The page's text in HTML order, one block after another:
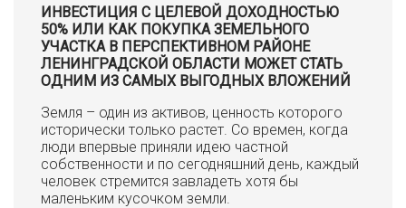
ИНВЕСТИЦИЯ С ЦЕЛЕВОЙ ДОХОДНОСТЬЮ
50% ИЛИ КАК ПОКУПКА ЗЕМЕЛЬНОГО
УЧАСТКА В ПЕРСПЕКТИВНОМ РАЙОНЕ
ЛЕНИНГРАДСКОЙ ОБЛАСТИ МОЖЕТ СТАТЬ
ОДНИМ ИЗ САМЫХ ВЫГОДНЫХ ВЛОЖЕНИЙ
Земля – один из активов, ценность которого
исторически только растет. Со времен, когда
люди впервые приняли идею частной
собственности и по сегодняшний день, каждый
человек стремится завладеть хотя бы
маленьким кусочком земли.